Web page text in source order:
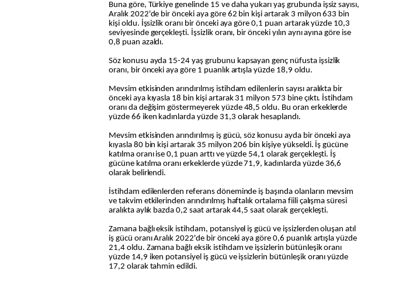
Buna göre, Türkiye genelinde 15 ve daha yukarı yaş grubunda işsiz sayısı,
Aralık 2022'de bir önceki aya göre 62 bin kişi artarak 3 milyon 633 bin
kişi oldu. İşsizlik oranı bir önceki aya göre 0,1 puan artarak yüzde 10,3
seviyesinde gerçekleşti. İşsizlik oranı, bir önceki yılın aynı ayına göre ise
0,8 puan azaldı.
Söz konusu ayda 15-24 yaş grubunu kapsayan genç nüfusta işsizlik
oranı, bir önceki aya göre 1 puanlık artışla yüzde 18,9 oldu.
Mevsim etkisinden arındırılmış istihdam edilenlerin sayısı aralıkta bir
önceki aya kıyasla 18 bin kişi artarak 31 milyon 573 bine çıktı. İstihdam
oranı da değişim göstermeyerek yüzde 48,5 oldu. Bu oran erkeklerde
yüzde 66 iken kadınlarda yüzde 31,3 olarak hesaplandı.
Mevsim etkisinden arındırılmış iş gücü, söz konusu ayda bir önceki aya
kıyasla 80 bin kişi artarak 35 milyon 206 bin kişiye yükseldi. İş gücüne
katılma oranı ise 0,1 puan arttı ve yüzde 54,1 olarak gerçekleşti. İş
gücüne katılma oranı erkeklerde yüzde 71,9, kadınlarda yüzde 36,6
olarak belirlendi.
İstihdam edilenlerden referans döneminde iş başında olanların mevsim
ve takvim etkilerinden arındırılmış haftalık ortalama fiili çalışma süresi
aralıkta aylık bazda 0,2 saat artarak 44,5 saat olarak gerçekleşti.
Zamana bağlı eksik istihdam, potansiyel iş gücü ve işsizlerden oluşan atıl
iş gücü oranı Aralık 2022'de bir önceki aya göre 0,6 puanlık artışla yüzde
21,4 oldu. Zamana bağlı eksik istihdam ve işsizlerin bütünleşik oranı
yüzde 14,9 iken potansiyel iş gücü ve işsizlerin bütünleşik oranı yüzde
17,2 olarak tahmin edildi.